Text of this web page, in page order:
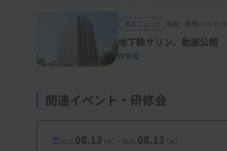
業界ニュース 制度・政策
地下鉄サリン、動画公開
厚労省
関連イベント・研修会
2026. 08.13（木） -2026. 08.13（木）